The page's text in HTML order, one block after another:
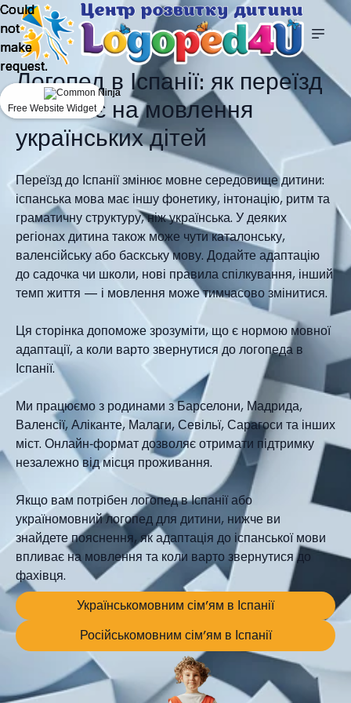
Логопед в Іспанії: як переїзд
впливає на мовлення
українських дітей
Переїзд до Іспанії змінює мовне середовище дитини:
іспанська мова має іншу фонетику, інтонацію, ритм та
граматичну структуру, ніж українська. У деяких
регіонах дитина також може чути каталонську,
валенсійську або баскську мову. Додайте адаптацію
до садочка чи школи, нові правила спілкування, інший
темп життя — і мовлення може тимчасово змінитися.
Ця сторінка допоможе зрозуміти, що є нормою мовної
адаптації, а коли варто звернутися до логопеда в
Іспанії.
Ми працюємо з родинами з Барселони, Мадрида,
Валенсії, Аліканте, Малаги, Севільї, Сарагоси та інших
міст. Онлайн‑формат дозволяє отримати підтримку
незалежно від місця проживання.
Якщо вам потрібен логопед в Іспанії або
україномовний логопед для дитини, нижче ви
знайдете пояснення, як адаптація до іспанської мови
впливає на мовлення та коли варто звернутися до
фахівця.
Українськомовним сім’ям в Іспанії
Російськомовним сім’ям в Іспанії
Could
not
make
request.
Free Website Widget
Could
not
make
request.
Free Website Widget
Could
not
make
request.
Free Website Widget